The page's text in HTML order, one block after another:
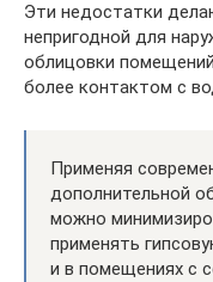
Эти недостатки
непригодной для
облицовки
более контактом с
Применяя
дополнительной
можно
применять
и в помещениях с